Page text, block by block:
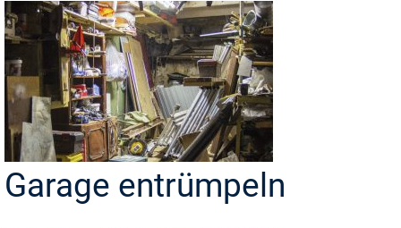
Garage entrümpeln